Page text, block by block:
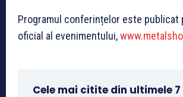
Programul conferințelor este publicat
oficial al evenimentului,
Cele mai citite din ultimele 7